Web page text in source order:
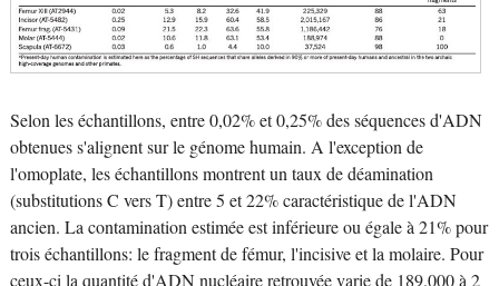
Selon les échantillons, entre 0,02% et 0,25% des séquences d'ADN
obtenues s'alignent sur le génome humain. A l'exception de
l'omoplate, les échantillons montrent un taux de déamination
(substitutions C vers T) entre 5 et 22% caractéristique de l'ADN
ancien. La contamination estimée est inférieure ou égale à 21% pour
trois échantillons: le fragment de fémur, l'incisive et la molaire. Pour
ceux-ci la quantité d'ADN nucléaire retrouvée varie de 189.000 à 2